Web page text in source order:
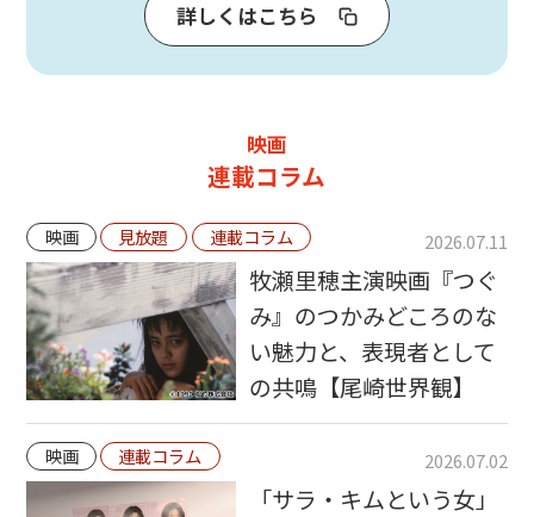
詳しくはこちら
映画
連載コラム
映画 見放題 連載コラム 2026.07.11
牧瀬里穂主演映画『つぐ
み』のつかみどころのな
い魅力と、表現者として
の共鳴【尾崎世界観】
映画 連載コラム 2026.07.02
「サラ・キムという女」